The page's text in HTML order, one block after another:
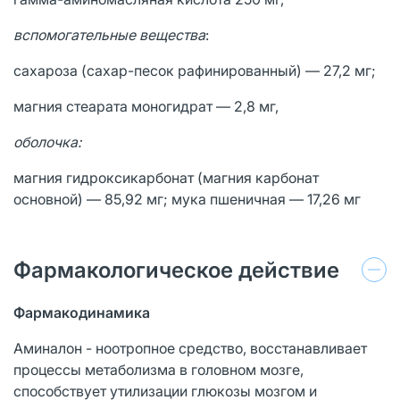
вспомогательные вещества:
сахароза (сахар-песок рафинированный) — 27,2 мг;
магния стеарата моногидрат — 2,8 мг,
оболочка:
магния гидроксикарбонат (магния карбонат
основной) — 85,92 мг; мука пшеничная — 17,26 мг
Фармакологическое действие
Фармакодинамика
Аминалон - ноотропное средство, восстанавливает
процессы метаболизма в головном мозге,
способствует утилизации глюкозы мозгом и